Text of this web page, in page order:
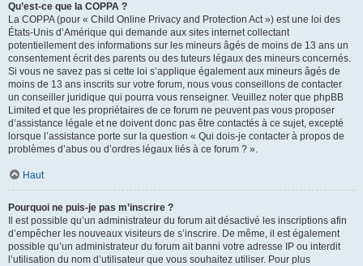
Qu’est-ce que la COPPA ?
La COPPA (pour « Child Online Privacy and Protection Act ») est une loi des
États-Unis d’Amérique qui demande aux sites internet collectant
potentiellement des informations sur les mineurs âgés de moins de 13 ans un
consentement écrit des parents ou des tuteurs légaux des mineurs concernés.
Si vous ne savez pas si cette loi s’applique également aux mineurs âgés de
moins de 13 ans inscrits sur votre forum, nous vous conseillons de contacter
un conseiller juridique qui pourra vous renseigner. Veuillez noter que phpBB
Limited et que les propriétaires de ce forum ne peuvent pas vous proposer
d’assistance légale et ne doivent donc pas être contactés à ce sujet, excepté
lorsque l’assistance porte sur la question « Qui dois-je contacter à propos de
problèmes d’abus ou d’ordres légaux liés à ce forum ? ».
Haut
Pourquoi ne puis-je pas m’inscrire ?
Il est possible qu’un administrateur du forum ait désactivé les inscriptions afin
d’empêcher les nouveaux visiteurs de s’inscrire. De même, il est également
possible qu’un administrateur du forum ait banni votre adresse IP ou interdit
l’utilisation du nom d’utilisateur que vous souhaitez utiliser. Pour plus